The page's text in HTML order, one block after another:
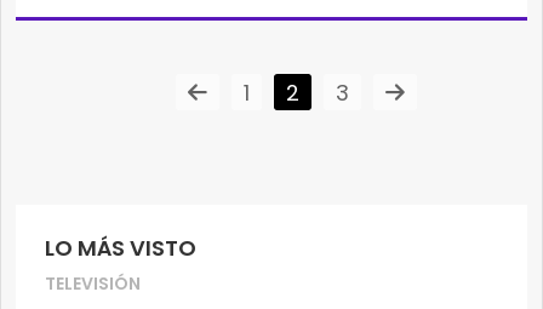
LO MÁS VISTO
TELEVISIÓN
1 2 3